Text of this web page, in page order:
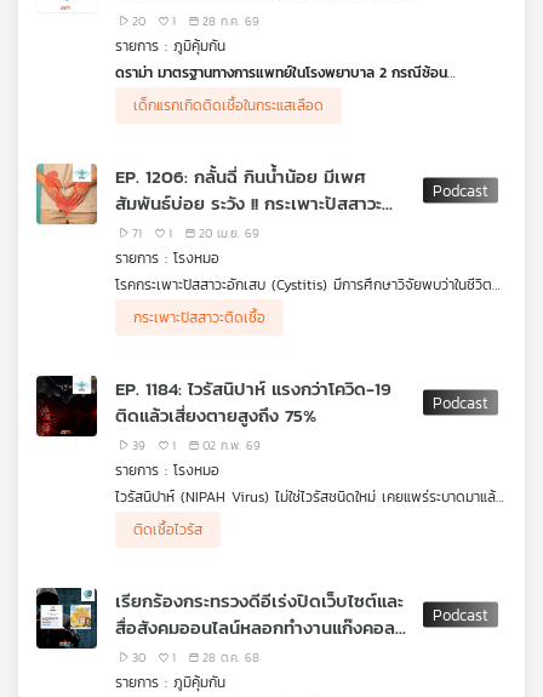
กิจกรรม
เครือ
ข่าย
แผนที่
การฉีดที่อาจทำให้ไม่ได้รู้สึกโสภาสถาพรจากยาชนิดนี้เลย และที่สำคัญ
ห้ามหาซื้อเอง แพทย์ต้องสั่งเท่านั้น ถ้าซื้อมาจากออนไลน์ทำไมการันตี
ได้เลยว่า "ปลอม 100%" รายการ โรงหมอ เล่าให้ฟังค่ะ
อาหารที่มีเมลาโทนินซื้อมาใช้เองอันตราย
หรือไม่
20 1 28 ก.ค. 69
รายการ : ภูมิคุ้มกัน
ดราม่า มาตรฐานทางการแพทย์ในโรงพยาบาล 2 กรณีซ้อน
กรณีที่ครูทรายพาสามีมีอาการเจ็บร้าวตั้งแต่นิ้วจนถึงหน้าอก หัวใจ
เหงื่อแตกพลั๊ก สงสัยว่าจะเป็นโรคเกี่ยวกับหัวใจไปรักษาที่โรง
ไม่ส่งส่งตรวจคลื่นไฟฟ้าหัวใจ และไล่กลับบ้าน ต่อมาสามีเสียชีวิต
เพราะเส้นเลือดหัวใจตีบ 2 เส้น ได้เข้าชี้แจงข้อเท็จจริงต่อคณะ
อนุกรรมการแพทยสภา เรียกร้องความเป็นธรรมเชื่อหากสามีได้รับการ
รักษาที่เหมาะสมอาจไม่เสียชีวิต พร้อมหวังให้คดีนี้เป็นจุดเริ่มต้นในการ
ยกระดับมาตรฐานการรักษาพยาบาล ขณะที่โรงพยาบาลติดต่อขอไกล่
เกลี่ยผ่าน สบส. วันที่ 7 สิงหาคม 69
.
ฟังเสียง ครูทราย นางสาวเบญญาภรณ์ พานเพชร
อีกกรณี คือดราม่าพ่อแม่เด็กเพิ่งคลอด 5 วัน อยู่ในห้อง ICU เด็ก
โรงพยาบาลอ่างทอง ติดเชื้อในกระแสเลือดเสียชีวิต
พ่อแม่เด็กสงสัย
สาเหตุว่ามาจากที่มีจัดเลี้ยงอาหารโต๊ะจีนในห้องไอซียูเด็ก (NICU)
หรือไม่ จนเกิดจากกระแสวิพากษ์วิจารณ์อย่างหนัก ซึ่งกระทรวง
สาธารณสุขและทางโรงพยาบาลได้ยอมรับว่าไม่เหมาะสม และตั้ง
กรรมการสอบสวนข้อเท็จจริงแล้ว ส่วนสาเหตุการเสียชีวิตของทารก
วัย 5 วันยืนยันว่าเกิดจากภาวะป่วยรุนแรงตั้งแต่แรกเกิด
ฟังเสียงความทุกข์หัวอกพ่อแม่เด็ก
วงจรปิดในห้อง ICU
.
คิดก่อนเชื่อกับ ดร.แก้ว กังสดาลอำไพ นักพิษวิทยา กับ ชนาธิป
ไพรพงค์
ตอน ผลิตภัณฑ์เสริมอาหารที่มีเมลาโทนินซื้อมาใช้เองอันตรายหรือไม่
เด็กแรกเกิดติดเชื้อในกระแสเลือด
EP. 1206: กลั้นฉี่ กินน้ำน้อย มีเพศ
สัมพันธ์บ่อย ระวัง !! กระเพาะปัสสาวะ
อักเสบ ภัยเงียบของสาว ๆ
71 1 20 เม.ย. 69
รายการ : โรงหมอ
โรคกระเพาะปัสสาวะอักเสบ (Cystitis) มีการศึกษาวิจัยพบว่าในชีวิต
ของผู้หญิงจะมีโอกาสเป็นโรคนี้ 1-2 ครั้ง ซึ่งพบมาในอายุ 16-70 ปี
และมีโอกาสเป็นมากกว่าผู้ชายหลายเท่า โรคนี้ส่วนใหญ่เกิดจาก
มีเพศสัมพันธ์บ่อยครั้งในช่วงแรกของการคบหาเป็นคู่ครองกันก็มี
โอกาสเป็นโรคนี้ได้ จะสังเกตุอาการอย่างไรว่าเข้าข่ายเป็นโรคนี้ และ
อาการอะไรถือว่าค่อนข้างร้ายแรงไปแล้ว รายการ โรงหมอ เล่าให้ฟัง
กระเพาะปัสสาวะติดเชื้อ
EP. 1184: ไวรัสนิปาห์ แรงกว่าโควิด-19
ติดแล้วเสี่ยงตายสูงถึง 75%
39 1 02 ก.พ. 69
รายการ : โรงหมอ
ไวรัสนิปาห์ (NIPAH Virus) ไม่ใช่ไวรัสชนิดใหม่ เคยแพร่ระบาดมาแล้ว
เมื่อปี พ.ศ. 2541 มีจุดเริ่มต้นที่สุไหง นิปาห์ ประเทศมาเลเซีย ก่อน
ระบาดไปที่สิงคโปร์ ไวรัสชนิดนี้อยู่ในสารคัดหลั่งและของเหลวในตัว
ถึงคือ การติดเชื้อไวรัสเกิดจากการไปสัมผัสกับน้ำลายค้างคาวที่ติดมา
กับผลไม้ โดยเฉพาะใครที่เด็ดกินจากต้นโดยตรงแบบไม่ล้างทำความ
สะอาด รายการ โรงหมอ เล่าให้ฟังค่ะ
ติดเชื้อไวรัส
เรียกร้องกระทรวงดีอีเร่งปิดเว็บไซต์และ
สื่อสังคมออนไลน์หลอกทำงานแก๊งคอล
เซนเตอร์ / ห้องน้ำสาธารณะกับความ
เสี่ยงติดเชื้อโรค
30 1 28 ต.ค. 68
รายการ : ภูมิคุ้มกัน